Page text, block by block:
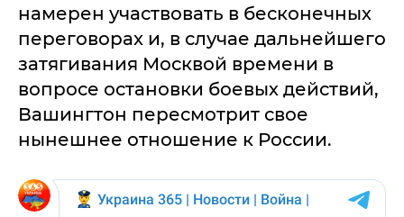
намерен участвовать в бесконечных
переговорах и, в случае дальнейшего
затягивания Москвой времени в
вопросе остановки боевых действий,
Вашингтон пересмотрит свое
нынешнее отношение к России.